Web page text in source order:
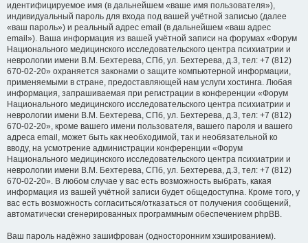
идентифицируемое имя (в дальнейшем «ваше имя пользователя»),
индивидуальный пароль для входа под вашей учётной записью (далее
«ваш пароль») и реальный адрес email (в дальнейшем «ваш адрес
email»). Ваша информация из вашей учётной записи на форумах «Форум
Национального медицинского исследовательского центра психиатрии и
неврологии имени В.М. Бехтерева, СПб, ул. Бехтерева, д.3, тел: +7 (812)
670-02-20» охраняется законами о защите компьютерной информации,
применяемыми в стране, предоставляющей нам услуги хостинга. Любая
информация, запрашиваемая при регистрации в конференции «Форум
Национального медицинского исследовательского центра психиатрии и
неврологии имени В.М. Бехтерева, СПб, ул. Бехтерева, д.3, тел: +7 (812)
670-02-20», кроме вашего имени пользователя, вашего пароля и вашего
адреса email, может быть как необходимой, так и необязательной ко
вводу, на усмотрение администрации конференции «Форум
Национального медицинского исследовательского центра психиатрии и
неврологии имени В.М. Бехтерева, СПб, ул. Бехтерева, д.3, тел: +7 (812)
670-02-20». В любом случае у вас есть возможность выбрать, какая
информация из вашей учётной записи будет общедоступна. Кроме того, у
вас есть возможность согласиться/отказаться от получения сообщений,
автоматически сгенерированных программным обеспечением phpBB.
Ваш пароль надёжно зашифрован (односторонним хэшированием).